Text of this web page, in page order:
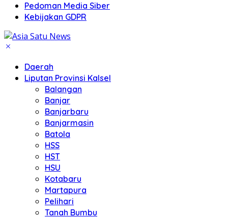
Pedoman Media Siber
Kebijakan GDPR
Daerah
Liputan Provinsi Kalsel
Balangan
Banjar
Banjarbaru
Banjarmasin
Batola
HSS
HST
HSU
Kotabaru
Martapura
Pelihari
Tanah Bumbu